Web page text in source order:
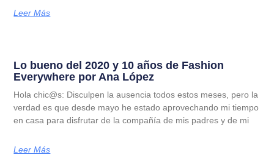
Leer Más
Lo bueno del 2020 y 10 años de Fashion
Everywhere por Ana López
Hola chic@s: Disculpen la ausencia todos estos meses, pero la
verdad es que desde mayo he estado aprovechando mi tiempo
en casa para disfrutar de la compañía de mis padres y de mi
Leer Más